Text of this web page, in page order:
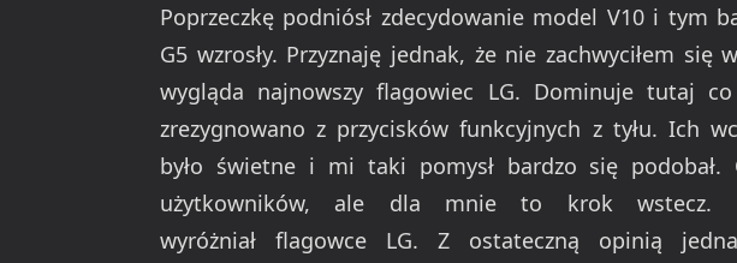
Poprzeczkę podniósł zdecydowanie model V10 i tym
G5 wzrosły. Przyznaję jednak, że nie zachwyciłem
wygląda najnowszy flagowiec LG. Dominuje tutaj
zrezygnowano z przycisków funkcyjnych z tyłu. Ich
było świetne i mi taki pomysł bardzo się
użytkowników, ale dla mnie to krok wstecz.
wyróżniał flagowce LG. Z ostateczną opinią